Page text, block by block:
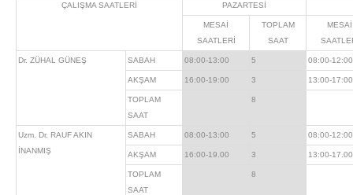
ÇALIŞMA SAATLERİ PAZARTESİ
MESAİ
SAATLERİ
TOPLAM
SAAT
MESAİ
Dr. ZÜHAL GÜNEŞ SABAH 08:00-13:00 5 08:00-12:00
AKŞAM 16:00-19:00 3 13:00-17:00
TOPLAM
SAAT
8
Uzm. Dr. RAUF AKIN
İNANMIŞ
SABAH 08:00-13:00 5 08:00-12:00
AKŞAM 16:00-19.00 3 13:00-17.00
TOPLAM
SAAT
8